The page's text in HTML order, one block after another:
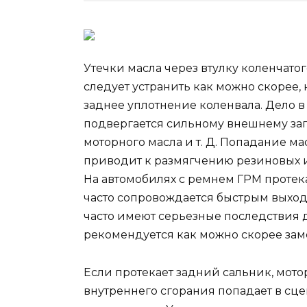
Утечки масла через втулку
следует устранить как можно
заднее уплотнение коленвала. Дело в
подвергается сильному внешнему
моторного масла и т. Д. Попадание
приводит к размягчению резиновых
На автомобилях с ремнем ГРМ
часто сопровождается быстрым
часто имеют серьезные последствия
рекомендуется как можно скорее
Если протекает задний сальник,
внутреннего сгорания попадает в